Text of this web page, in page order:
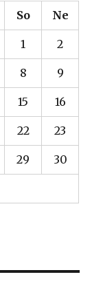
So Ne
1 2
8 9
15 16
22 23
29 30